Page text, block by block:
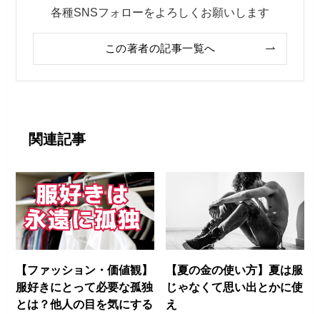
各種SNSフォローをよろしくお願いします
この著者の記事一覧へ
関連記事
【ファッション・価値観】
服好きにとって必要な孤独
とは？他人の目を気にする
【夏の金の使い方】夏は服
じゃなくて思い出とかに使
え